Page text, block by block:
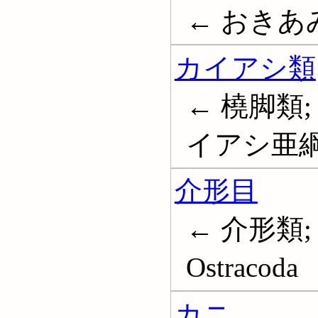
← おきあ
カイアシ類
← 橈脚類;
イアシ亜
介形目
← 介形類;
Ostracoda